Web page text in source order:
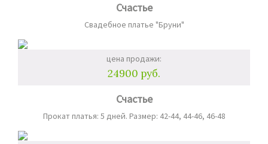
Счастье
Свадебное платье "Бруни"
цена продажи:
24900 руб.
Счастье
Прокат платья: 5 дней. Размер: 42-44, 44-46, 46-48